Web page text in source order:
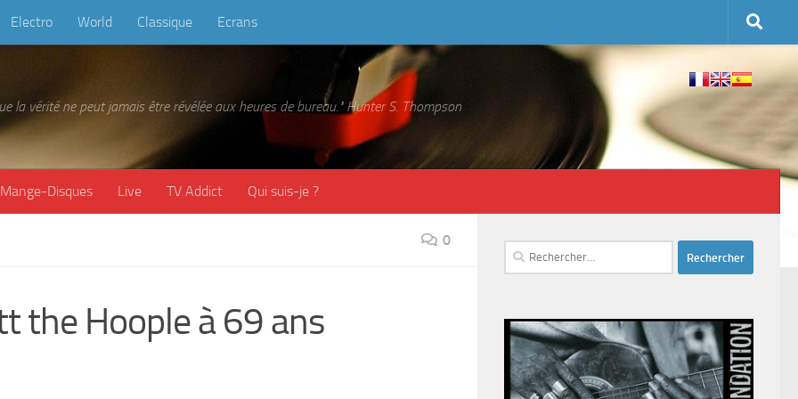
Electro World Classique Ecrans
la vérité ne peut jamais être révélée aux heures de bureau." Hunter S. Thompson
Mange-Disques Live TV Addict Qui suis-je ?
0
the Hoople à 69 ans
Rechercher :